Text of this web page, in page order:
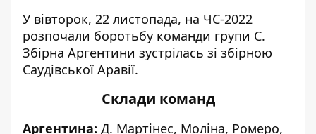
У вівторок, 22 листопада, на ЧС-2022
розпочали боротьбу команди групи С.
Збірна Аргентини зустрілась зі збірною
Саудівської Аравії.
Склади команд
Аргентина: Д. Мартінес, Моліна, Ромеро,